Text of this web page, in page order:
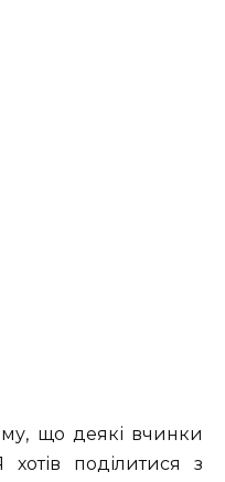
що деякі вчинки
поділитися з